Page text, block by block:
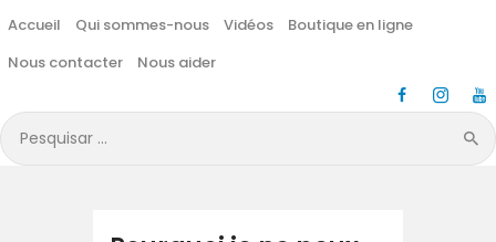
Accueil Qui sommes-nous Vidéos
Boutique en ligne
Nous contacter
Nous aider
Pesquisar
por:
Vidéos
Boutique en ligne
Nous aider